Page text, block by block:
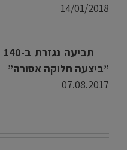
14/01/2018
”ביצעה חלוקה אסורה”
07.08.2017